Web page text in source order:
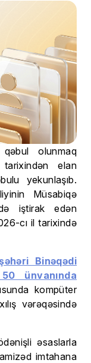
olunmaq
elan
yekunlaşıb.
Müsabiqə
iştirak edən
cı il tarixində
Binəqədi
ünvanında
kompüter
vərəqəsində
əsaslarla
imtahana